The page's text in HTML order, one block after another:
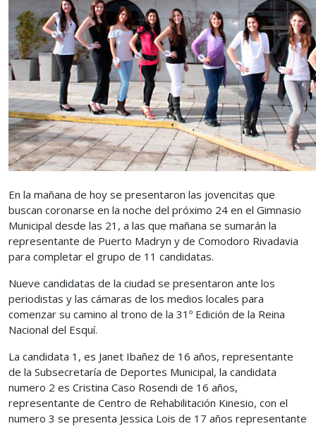
En la mañana de hoy se presentaron las jovencitas que
buscan coronarse en la noche del próximo 24 en el Gimnasio
Municipal desde las 21, a las que mañana se sumarán la
representante de Puerto Madryn y de Comodoro Rivadavia
para completar el grupo de 11 candidatas.
Nueve candidatas de la ciudad se presentaron ante los
periodistas y las cámaras de los medios locales para
comenzar su camino al trono de la 31º Edición de la Reina
Nacional del Esquí.
La candidata 1, es Janet Ibañez de 16 años, representante
de la Subsecretaría de Deportes Municipal, la candidata
numero 2 es Cristina Caso Rosendi de 16 años,
representante de Centro de Rehabilitación Kinesio, con el
numero 3 se presenta Jessica Lois de 17 años representante